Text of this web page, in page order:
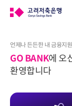
언제나 든든한 내 금융지
GO BANK에 오
환영합니다